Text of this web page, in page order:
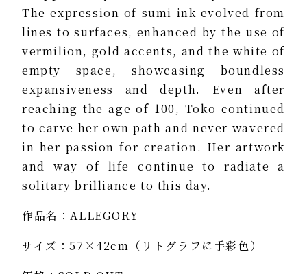
The expression of sumi ink evolved from
lines to surfaces, enhanced by the use of
vermilion, gold accents, and the white of
empty space, showcasing boundless
expansiveness and depth. Even after
reaching the age of 100, Toko continued
to carve her own path and never wavered
in her passion for creation. Her artwork
and way of life continue to radiate a
solitary brilliance to this day.
作品名：ALLEGORY
サイズ：57×42cm（リトグラフに手彩色）